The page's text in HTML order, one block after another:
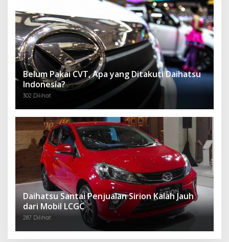
Belum Pakai CVT, Apa yang Ditakuti Daihatsu
Indonesia?
302 Dilihat
Daihatsu Santai Penjualan Sirion Kalah Jauh
dari Mobil LCGC
287 Dilihat